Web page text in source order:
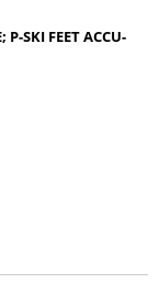
SKI FEET ACCU-